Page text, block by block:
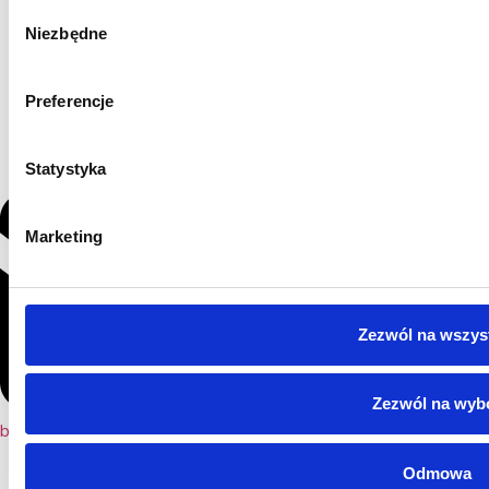
zgody
Niezbędne
Preferencje
Statystyka
Marketing
Zezwól na
Zezwól na
Odmowa
biuro@biolandpolska.pl